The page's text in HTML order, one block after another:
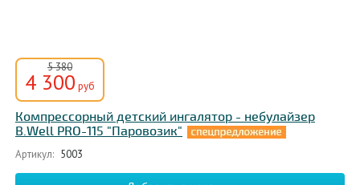
5 380
4 300 руб
Компрессорный детский ингалятор - небулайзер
B.Well PRO-115 "Паровозик"
Артикул: 5003